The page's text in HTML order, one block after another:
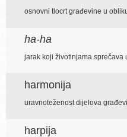
osnovni tlocrt građevine u
ha-ha
jarak koji životinjama sprečava
harmonija
uravnoteženost dijelova
harpija